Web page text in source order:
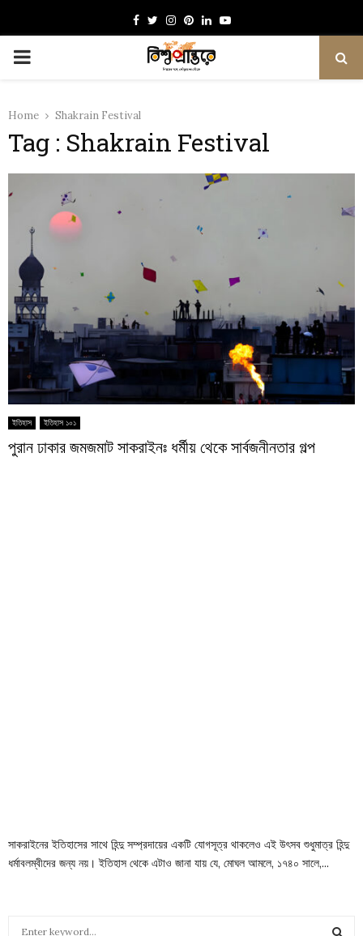
Facebook
TwitterInstagram
Pinterest
LinkedinYoutube
PRIMARY
Home Shakrain Festival
Tag : Shakrain Festival
ইতিহাস ইতিহাস ১০১
পুরান ঢাকার জমজমাট সাকরাইনঃ ধর্মীয় থেকে সার্বজনীনতার গল্প
সাকরাইনের ইতিহাসের সাথে হিন্দু সম্প্রদায়ের একটি যোগসূত্র থাকলেও এই উৎসব শুধুমাত্র হিন্দু
ধর্মাবলম্বীদের জন্য নয়। ইতিহাস থেকে এটাও জানা যায় যে, মোঘল আমলে, ১৭৪০ সালে,...